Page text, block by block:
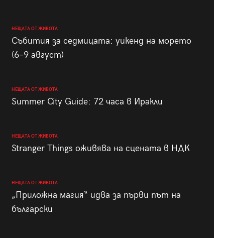
НЕЩАТА ОТ ЖИВОТА
Събития за седмицата: уикенд на морето
(6–9 август)
НЕЩАТА ОТ ЖИВОТА
Summer City Guide: 72 часа в Иракли
НЕЩАТА ОТ ЖИВОТА
Stranger Things оживява на сцената в НДК
НЕЩАТА ОТ ЖИВОТА
„Приложна магия“ идва за първи път на
български